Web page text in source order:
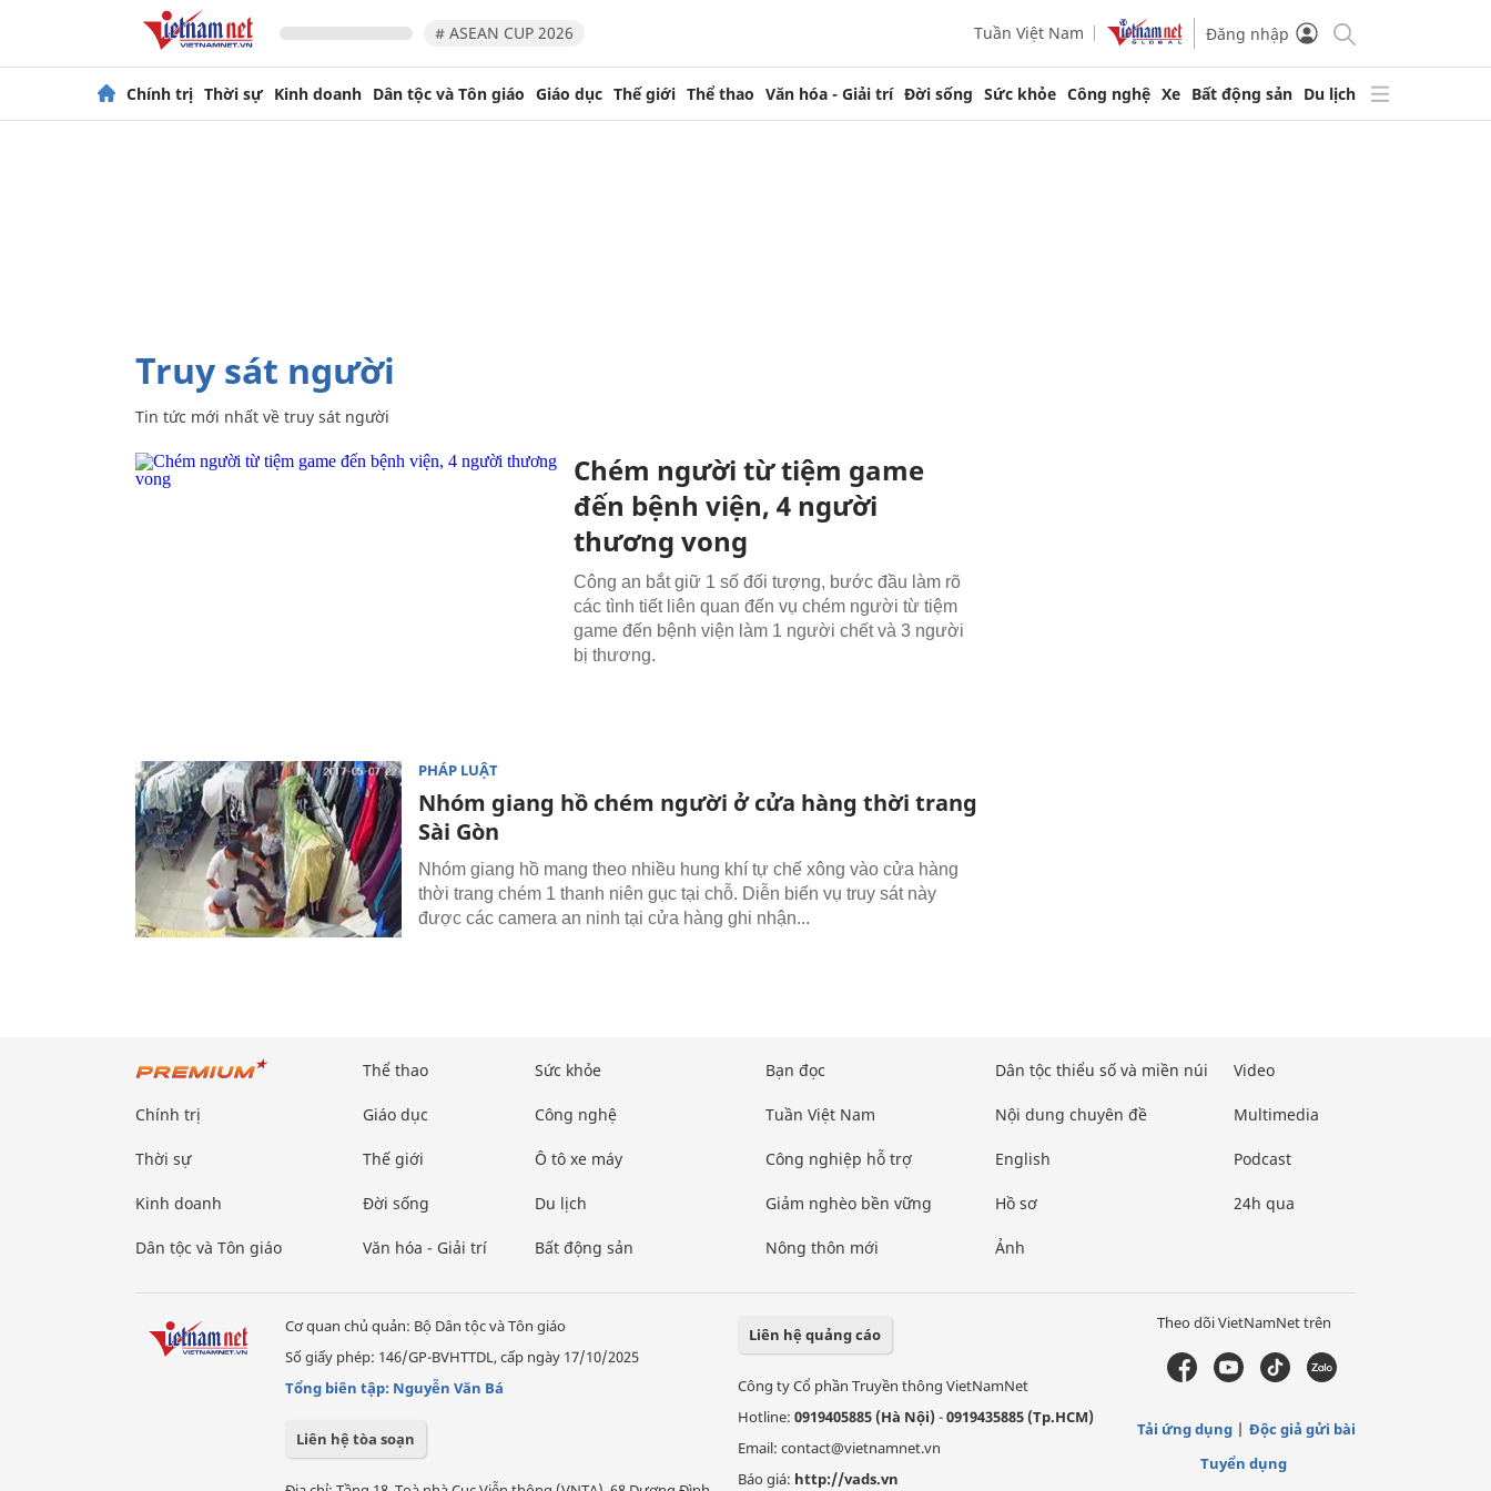
# ASEAN CUP 2026 Tuần Việt Nam Đăng nhập
Chính trị Thời sự Kinh doanh Dân tộc và Tôn giáo Giáo dục Thế giới Thể thao Văn hóa - Giải trí Đời sống Sức khỏe Công nghệ Xe Bất động sản Du lịch
truy sát người
Tin tức mới nhất về truy sát người
Chém người từ tiệm game
đến bệnh viện, 4 người
thương vong
Công an bắt giữ 1 số đối tượng, bước đầu làm rõ
các tình tiết liên quan đến vụ chém người từ tiệm
game đến bệnh viện làm 1 người chết và 3 người
bị thương.
PHÁP LUẬT
Nhóm giang hồ chém người ở cửa hàng thời trang
Sài Gòn
Nhóm giang hồ mang theo nhiều hung khí tự chế xông vào cửa hàng
thời trang chém 1 thanh niên gục tại chỗ. Diễn biến vụ truy sát này
được các camera an ninh tại cửa hàng ghi nhận...
Chính trị
Thời sự
Kinh doanh
Dân tộc và Tôn giáo
Thể thao
Giáo dục
Thế giới
Đời sống
Văn hóa - Giải trí
Sức khỏe
Công nghệ
Ô tô xe máy
Du lịch
Bất động sản
Bạn đọc
Tuần Việt Nam
Công nghiệp hỗ trợ
Giảm nghèo bền vững
Nông thôn mới
Dân tộc thiểu số và miền núi
Nội dung chuyên đề
English
Hồ sơ
Ảnh
Video
Multimedia
Podcast
24h qua
Cơ quan chủ quản: Bộ Dân tộc và Tôn giáo
Số giấy phép: 146/GP-BVHTTDL, cấp ngày 17/10/2025
Tổng biên tập: Nguyễn Văn Bá
Liên hệ tòa soạn
Liên hệ quảng cáo
Công ty Cổ phần Truyền thông VietNamNet
Hotline: 0919405885 (Hà Nội)-0919435885 (Tp.HCM)
Email: contact@vietnamnet.vn
Báo giá: http://vads.vn
Theo dõi VietNamNet trên
Tải ứng dụng
Độc giả gửi bài
Tuyển dụng